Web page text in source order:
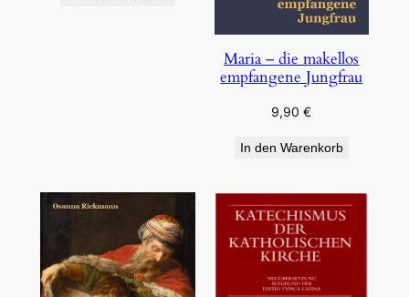
Maria – die makellos
empfangene Jungfrau
9,90€
In den Warenkorb